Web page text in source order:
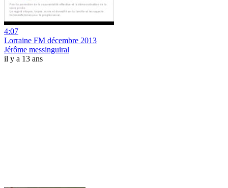
4:07
Lorraine FM décembre 2013
Jérôme messinguiral
il y a 13 ans